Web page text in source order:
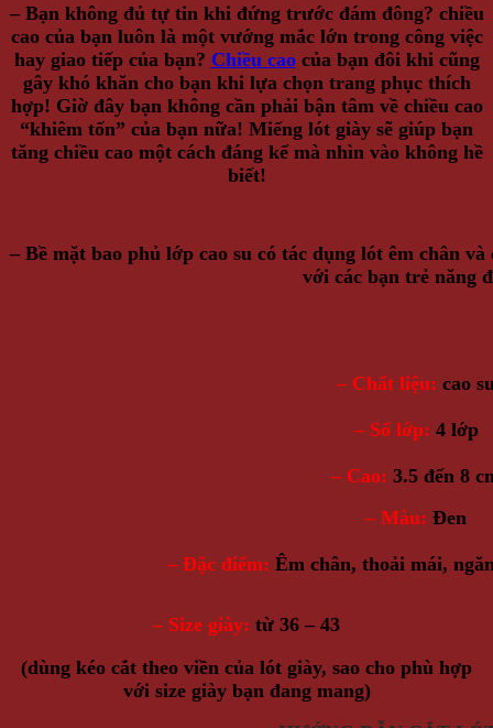
– Bạn không đủ tự tin khi đứng trước đám đông? chiều
cao của bạn luôn là một vướng mắc lớn trong công việc
hay giao tiếp của bạn? Chiều caocủa bạn đôi khi cũng
gây khó khăn cho bạn khi lựa chọn trang phục thích
hợp! Giờ đây bạn không cần phải bận tâm về chiều cao
“khiêm tốn” của bạn nữa! Miếng lót giày sẽ giúp bạn
tăng chiều cao một cách đáng kể mà nhìn vào không hề
biết!
– Bề mặt bao phủ lớp cao su có tác dụng lót êm chân
với các bạn trẻ năng
– Chất liệu: cao
– Số lớp: 4 lớp
– Cao: 3.5 đến 8
– Màu: Đen
– Đặc điểm: Êm chân, thoải mái,
– Size giày: từ 36 – 43
(dùng kéo cắt theo viền của lót giày, sao cho phù hợp
với size giày bạn đang mang)